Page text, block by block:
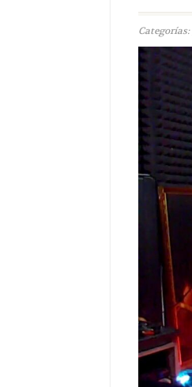
Categorías: